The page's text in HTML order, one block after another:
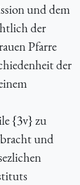
und dem
der
Pfarre
der
{3v} zu
und